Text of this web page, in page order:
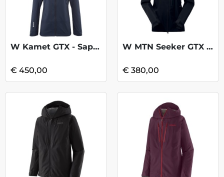
W Kamet GTX - Saphir
€ 450,00
W MTN Seeker GTX Jkt - Black
€ 380,00